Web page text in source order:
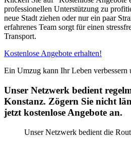
professionellen Unterstützung zu
neue Stadt ziehen oder nur ein paar
erfahrenes Team sorgt für einen
Transport.
Kostenlose Angebote erhalten!
Ein Umzug kann Ihr Leben verbessern
Unser Netzwerk bedient
Konstanz. Zögern Sie nicht
jetzt kostenlose Angebote an.
Unser Netzwerk bedient die